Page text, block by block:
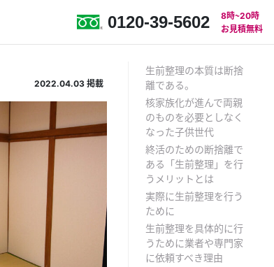
0120-39-5602
8時〜20時
お見積無料
生前整理の本質は断捨
離である。
核家族化が進んで両親
のものを必要としなく
なった子供世代
終活のための断捨離で
ある「生前整理」を行
うメリットとは
実際に生前整理を行う
ために
生前整理を具体的に行
うために業者や専門家
に依頼すべき理由
2022.04.03 掲載